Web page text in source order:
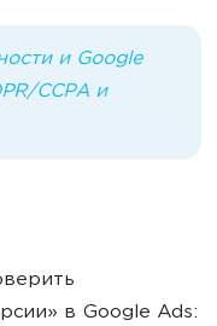
и Google
CCPA и
в Google Ads: